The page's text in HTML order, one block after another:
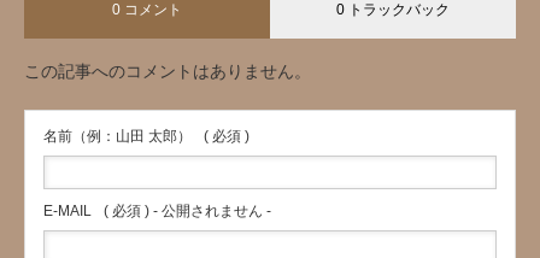
0 コメント 0 トラックバック
この記事へのコメントはありません。
名前（例：山田 太郎） ( 必須 )
E-MAIL ( 必須 ) - 公開されません -